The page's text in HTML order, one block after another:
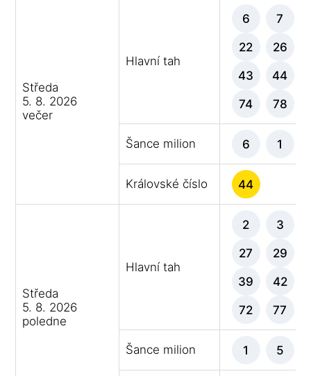
Středa
5. 8. 2026
večer
Hlavní tah
6 7
22 26
43 44
74 78
Šance milion 6 1
Královské číslo 44
Středa
5. 8. 2026
poledne
Hlavní tah
2 3
27 29
39 42
72 77
Šance milion 1 5